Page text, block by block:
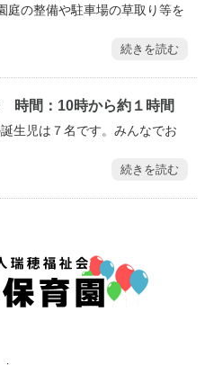
庭の整備や駐車場の草取り等を
続きを読む
間：10時から約１時間
生児は７名です。みんなでお
続きを読む